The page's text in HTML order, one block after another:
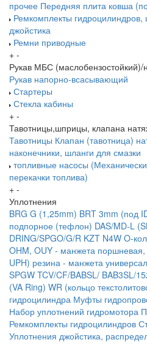
прочее Передняя плита ковша
Ремкомплекты гидроцилиндров,
джойстика
Ремни приводные
+ -
Рукав МБС
Рукав напорно-всасывающий
Стартеры
Стекла кабины
+ -
Тавотницы,шприцы, клапана
Тавотницы Клапан (тавотница)
наконечники, шланги для смазки
топливные насосы
перекачки топлива)
+ -
Уплотнения
BRG G (1,25mm) BRT 3mm (под
подпорное (тефлон) DAS/MD-L
DRING/SPGO/G/R KZT N4W O-
OHM, OUY - манжета поршневая,
UPH) резина - манжета
SPGW TCV/CF/BABSL/ BAB3SL/
(VA Ring) WR (кольцо
гидроцилиндра Муфты
Набор уплотнений гидромотора
Ремкомплекты гидроцилиндров
Уплотнения джойстика,